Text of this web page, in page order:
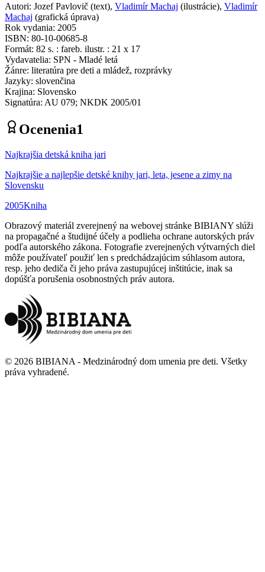
Autori: Jozef Pavlovič (text), Vladimír Machaj (ilustrácie), Vladimír
Machaj (grafická úprava)
Rok vydania: 2005
ISBN: 80-10-00685-8
Formát: 82 s. : fareb. ilustr. : 21 x 17
Vydavatelia: SPN - Mladé letá
Žánre: literatúra pre deti a mládež, rozprávky
Jazyky: slovenčina
Krajina: Slovensko
Signatúra: AU 079; NKDK 2005/01
Ocenenia1
Najkrajšia detská kniha jari
Najkrajšie a najlepšie detské knihy jari, leta, jesene a zimy na
Slovensku
2005Kniha
Obrazový materiál zverejnený na webovej stránke BIBIANY slúži
na propagačné a študijné účely a podlieha ochrane autorských práv
podľa autorského zákona. Fotografie zverejnených výtvarných diel
môže používateľ použiť len s predchádzajúcim súhlasom autora,
resp. jeho dediča či jeho práva zastupujúcej inštitúcie, inak sa
dopúšťa porušenia osobnostných práv autora.
© 2026 BIBIANA - Medzinárodný dom umenia pre deti. Všetky
práva vyhradené.